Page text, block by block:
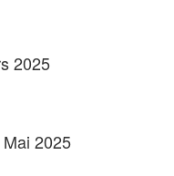
2025
2025